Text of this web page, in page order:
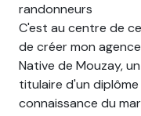
randonneurs
C'est au centre de
de créer mon
Native de Mouzay,
titulaire d'un
connaissance du